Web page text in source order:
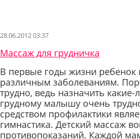
28.06.2012 03:37
Массаж для грудничка
В первые годы жизни
различным заболеваниям.
трудно, ведь назначить
грудному малышу очень
средством профилактики
гимнастика. Детский массаж
противопоказаний. Каждой